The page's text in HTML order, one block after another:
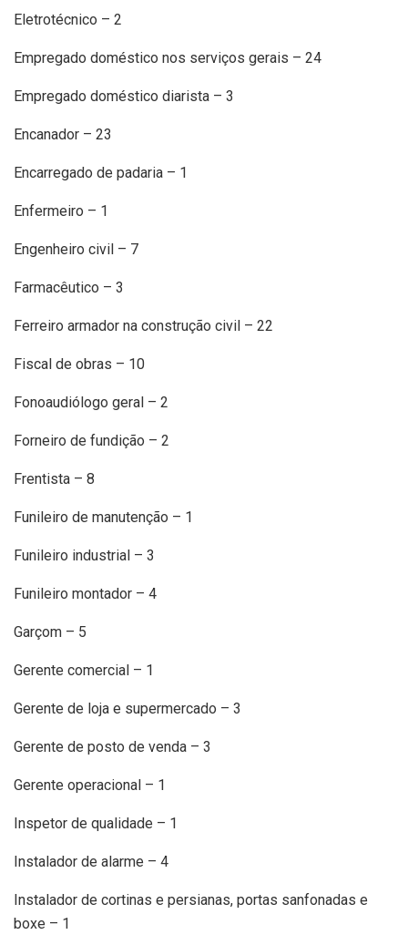
Eletrotécnico – 2
Empregado doméstico nos serviços gerais – 24
Empregado doméstico diarista – 3
Encanador – 23
Encarregado de padaria – 1
Enfermeiro – 1
Engenheiro civil – 7
Farmacêutico – 3
Ferreiro armador na construção civil – 22
Fiscal de obras – 10
Fonoaudiólogo geral – 2
Forneiro de fundição – 2
Frentista – 8
Funileiro de manutenção – 1
Funileiro industrial – 3
Funileiro montador – 4
Garçom – 5
Gerente comercial – 1
Gerente de loja e supermercado – 3
Gerente de posto de venda – 3
Gerente operacional – 1
Inspetor de qualidade – 1
Instalador de alarme – 4
Instalador de cortinas e persianas, portas sanfonadas e
boxe – 1